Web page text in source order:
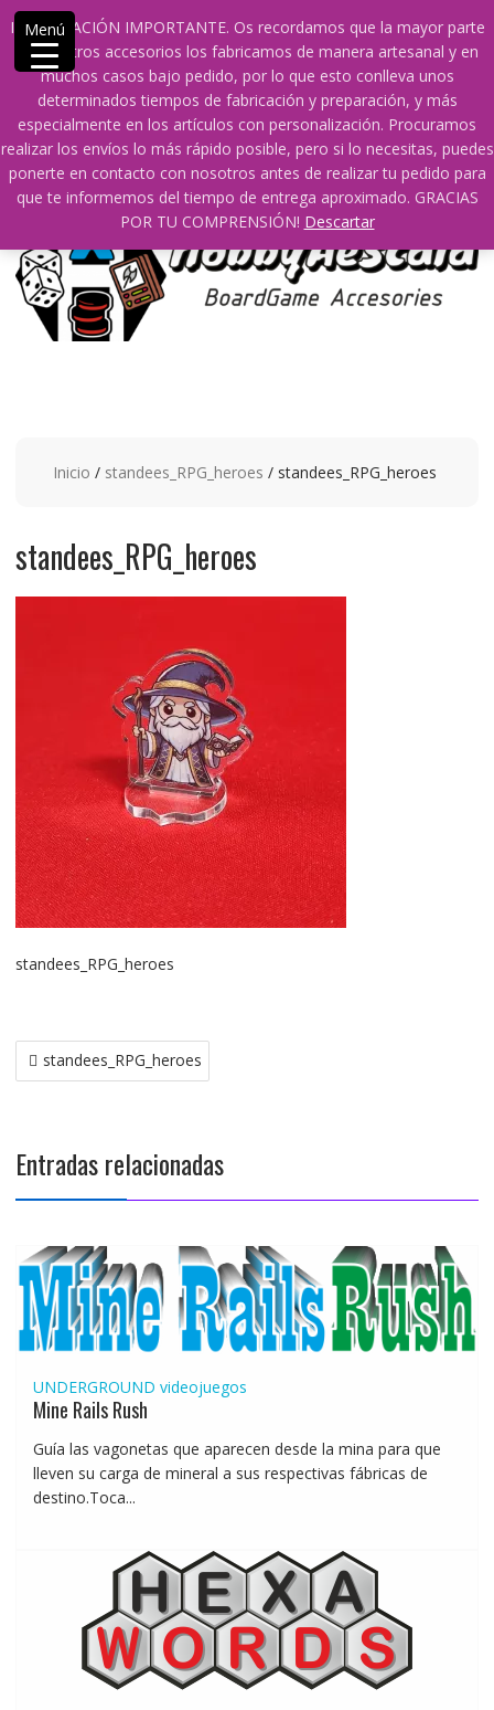
INFORMACIÓN IMPORTANTE. Os recordamos que la mayor parte
de nuestros accesorios los fabricamos de manera artesanal y en
muchos casos bajo pedido, por lo que esto conlleva unos
determinados tiempos de fabricación y preparación, y más
especialmente en los artículos con personalización. Procuramos
realizar los envíos lo más rápido posible, pero si lo necesitas, puedes
ponerte en contacto con nosotros antes de realizar tu pedido para
que te informemos del tiempo de entrega aproximado. GRACIAS
POR TU COMPRENSIÓN! Descartar
Saltar
contenido
609241475 SOLO DE 10:00 a 14:00
info@hobbyaescala.com
San Fernando de Henares
10:00 - 14:00
Mi cuenta
0 0
Inicio / standees_RPG_heroes / standees_RPG_heroes
standees_RPG_heroes
standees_RPG_heroes
Navegación
de
standees_RPG_heroes
Entradas relacionadas
UNDERGROUND videojuegos
Mine Rails Rush
Guía las vagonetas que aparecen desde la mina para que
lleven su carga de mineral a sus respectivas fábricas de
destino.Toca...
Menú